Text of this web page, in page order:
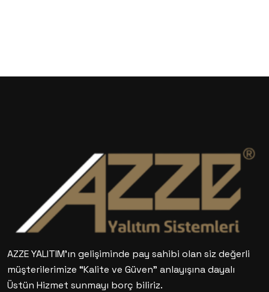
AZZE YALITIM’ın gelişiminde pay sahibi olan siz değerli
müşterilerimize “Kalite ve Güven” anlayışına dayalı
Üstün Hizmet sunmayı borç biliriz.